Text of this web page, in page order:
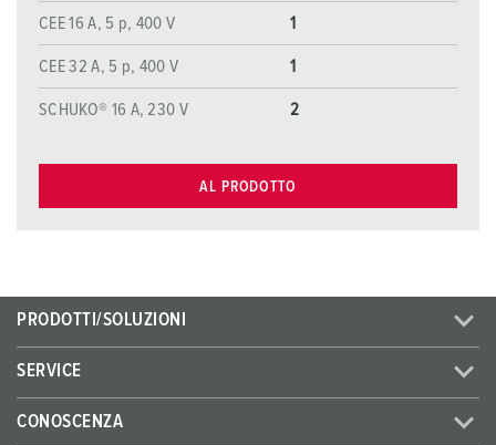
CEE 16 A, 5 p, 400 V 1
CEE 32 A, 5 p, 400 V 1
SCHUKO® 16 A, 230 V 2
AL PRODOTTO
PRODOTTI/SOLUZIONI
SERVICE
CONOSCENZA